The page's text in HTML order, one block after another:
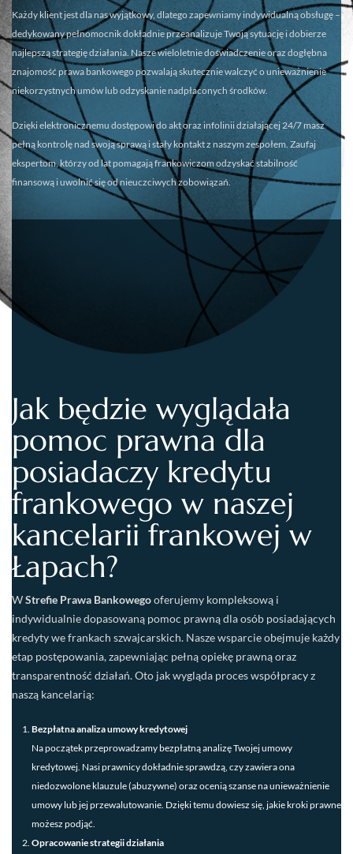
Każdy klient jest dla nas wyjątkowy, dlatego zapewniamy indywidualną obsługę –
dedykowany pełnomocnik dokładnie przeanalizuje Twoją sytuację i dobierze
najlepszą strategię działania. Nasze wieloletnie doświadczenie oraz dogłębna
znajomość prawa bankowego pozwalają skutecznie walczyć o unieważnienie
niekorzystnych umów lub odzyskanie nadpłaconych środków.
Dzięki elektronicznemu dostępowi do akt oraz infolinii działającej 24/7 masz
pełną kontrolę nad swoją sprawą i stały kontakt z naszym zespołem. Zaufaj
ekspertom, którzy od lat pomagają frankowiczom odzyskać stabilność
finansową i uwolnić się od nieuczciwych zobowiązań.
Jak będzie wyglądała
pomoc prawna dla
posiadaczy kredytu
frankowego w naszej
kancelarii frankowej w
Łapach?
WStrefie Prawa Bankowegooferujemy kompleksową i
indywidualnie dopasowaną pomoc prawną dla osób posiadających
kredyty we frankach szwajcarskich. Nasze wsparcie obejmuje każdy
etap postępowania, zapewniając pełną opiekę prawną oraz
transparentność działań. Oto jak wygląda proces współpracy z
naszą kancelarią:
Bezpłatna analiza umowy kredytowej
Na początek przeprowadzamy bezpłatną analizę Twojej umowy
kredytowej. Nasi prawnicy dokładnie sprawdzą, czy zawiera ona
niedozwolone klauzule (abuzywne) oraz ocenią szanse na unieważnienie
umowy lub jej przewalutowanie. Dzięki temu dowiesz się, jakie kroki prawne
możesz podjąć.
Opracowanie strategii działania